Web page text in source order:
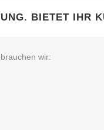
BIETET IHR
wir: